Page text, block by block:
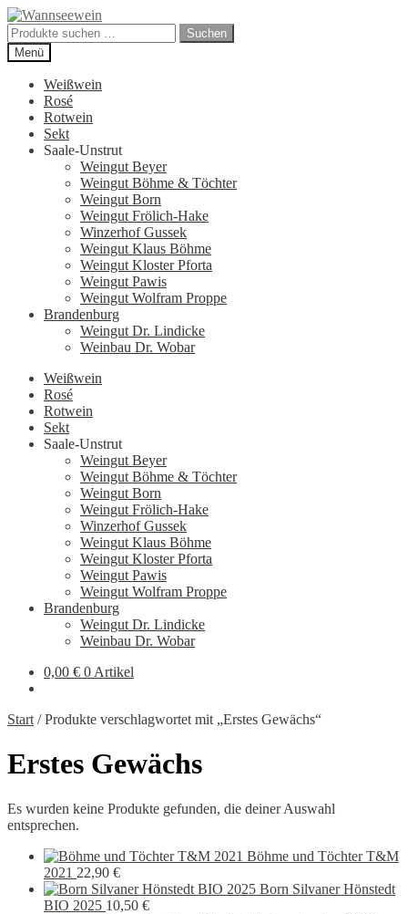
Zur
Navigation
springen
Zum
Inhalt
springen
Suchen
nach:
Suchen
Menü
Weißwein
Rosé
Rotwein
Sekt
Saale-Unstrut
Weingut Beyer
Weingut Böhme & Töchter
Weingut Born
Weingut Frölich-Hake
Winzerhof Gussek
Weingut Klaus Böhme
Weingut Kloster Pforta
Weingut Pawis
Weingut Wolfram Proppe
Brandenburg
Weingut Dr. Lindicke
Weinbau Dr. Wobar
Weißwein
Rosé
Rotwein
Sekt
Saale-Unstrut
Weingut Beyer
Weingut Böhme & Töchter
Weingut Born
Weingut Frölich-Hake
Winzerhof Gussek
Weingut Klaus Böhme
Weingut Kloster Pforta
Weingut Pawis
Weingut Wolfram Proppe
Brandenburg
Weingut Dr. Lindicke
Weinbau Dr. Wobar
0,00 € 0 Artikel
Start /Produkte verschlagwortet mit „Erstes Gewächs“
Erstes Gewächs
Es wurden keine Produkte gefunden, die deiner Auswahl
entsprechen.
Böhme und Töchter T&M
2021 22,90 €
Born Silvaner Hönstedt
BIO 2025 10,50 €